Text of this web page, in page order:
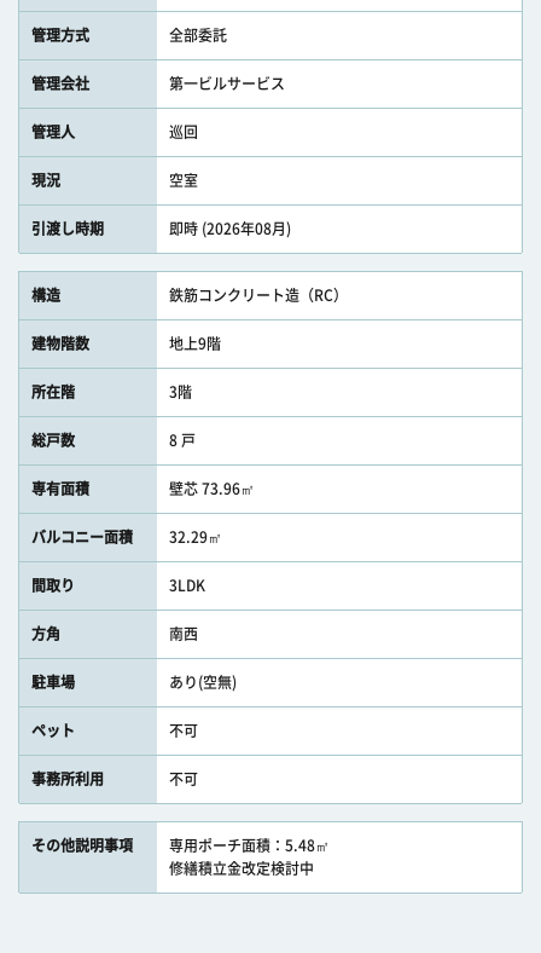
管理方式 全部委託
管理会社 第一ビルサービス
管理人 巡回
現況 空室
引渡し時期 即時 (2026年08月)
構造 鉄筋コンクリート造（RC）
建物階数 地上9階
所在階 3階
総戸数 8 戸
専有面積 壁芯 73.96㎡
バルコニー面積 32.29㎡
間取り 3LDK
方角 南西
駐車場 あり(空無)
ペット 不可
事務所利用 不可
その他説明事項
専用ポーチ面積：5.48㎡
修繕積立金改定検討中